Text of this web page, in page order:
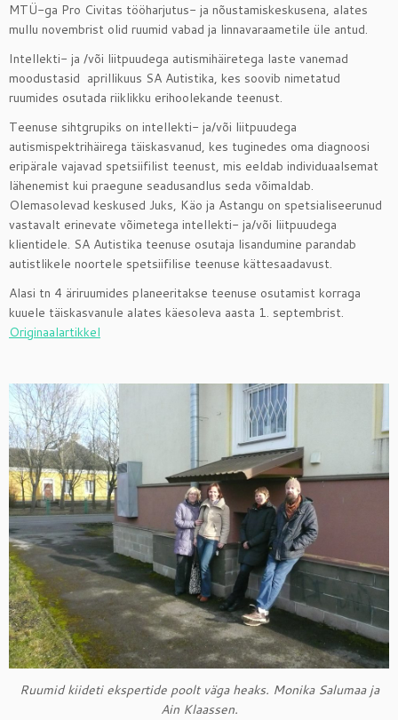
MTÜ-ga Pro Civitas tööharjutus- ja nõustamiskeskusena, alates
mullu novembrist olid ruumid vabad ja linnavaraametile üle antud.
Intellekti- ja /või liitpuudega autismihäiretega laste vanemad
moodustasid aprillikuus SA Autistika, kes soovib nimetatud
ruumides osutada riiklikku erihoolekande teenust.
Teenuse sihtgrupiks on intellekti- ja/või liitpuudega
autismispektrihäirega täiskasvanud, kes tuginedes oma diagnoosi
eripärale vajavad spetsiifilist teenust, mis eeldab individuaalsemat
lähenemist kui praegune seadusandlus seda võimaldab.
Olemasolevad keskused Juks, Käo ja Astangu on spetsialiseerunud
vastavalt erinevate võimetega intellekti- ja/või liitpuudega
klientidele. SA Autistika teenuse osutaja lisandumine parandab
autistlikele noortele spetsiifilise teenuse kättesaadavust.
Alasi tn 4 äriruumides planeeritakse teenuse osutamist korraga
kuuele täiskasvanule alates käesoleva aasta 1. septembrist.
Originaalartikkel
Ruumid kiideti ekspertide poolt väga heaks. Monika Salumaa ja
Ain Klaassen.